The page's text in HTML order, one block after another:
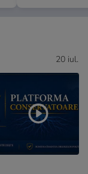
20 iul.